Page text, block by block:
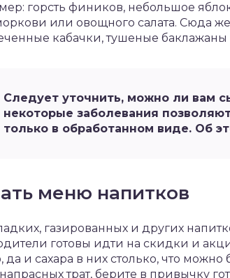
горсть фиников, небольшое
или овощного салата. Сюда же
кабачки, тушеные баклажаны
Следует уточнить, можно ли вам
некоторые заболевания
только в обработанном виде. Об
меню напитков
газированных и других
готовы идти на скидки и
да и сахара в них столько, что можно
трат, берите в привычку